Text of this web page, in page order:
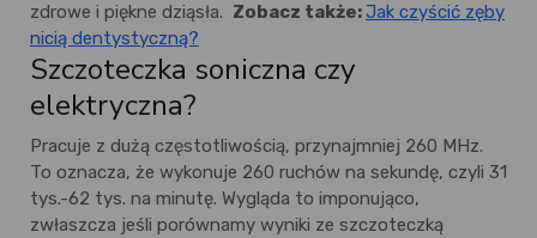
zdrowe i piękne dziąsła. Zobacz także:Jak czyścić zęby
nicią dentystyczną?
Szczoteczka soniczna czy
elektryczna?
Pracuje z dużą częstotliwością, przynajmniej 260 MHz.
To oznacza, że wykonuje 260 ruchów na sekundę, czyli 31
tys.-62 tys. na minutę. Wygląda to imponująco,
zwłaszcza jeśli porównamy wyniki ze szczoteczką